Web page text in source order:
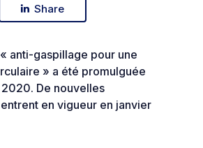
Share
anti-gaspillage pour une
» a été promulguée
De nouvelles
en vigueur en janvier